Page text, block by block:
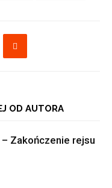
OD AUTORA
Zakończenie rejsu